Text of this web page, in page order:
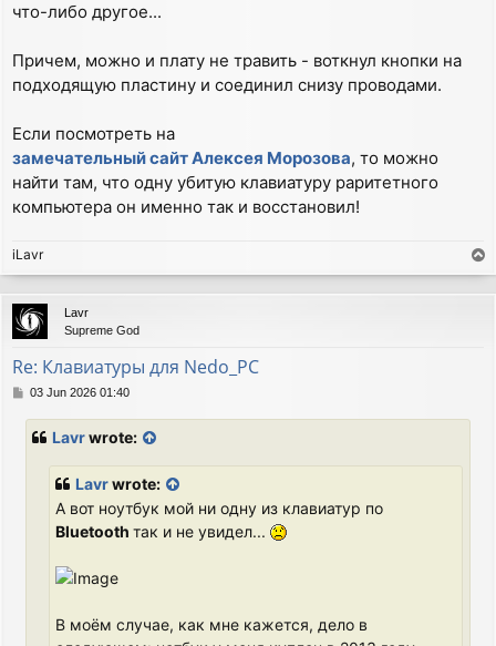
что-либо другое...
Причем, можно и плату не травить - воткнул кнопки на
подходящую пластину и соединил снизу проводами.
Если посмотреть на
замечательный сайт Алексея Морозова, то можно
найти там, что одну убитую клавиатуру раритетного
компьютера он именно так и восстановил!
iLavr
o
p
Lavr
Supreme God
Re: Клавиатуры для Nedo_PC
P03 Jun 2026 01:40
Lavrwrote:
Lavrwrote:
А вот ноутбук мой ни одну из клавиатур по
Bluetooth так и не увидел...
В моём случае, как мне кажется, дело в